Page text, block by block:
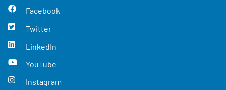
Facebook
Twitter
LinkedIn
YouTube
Instagram